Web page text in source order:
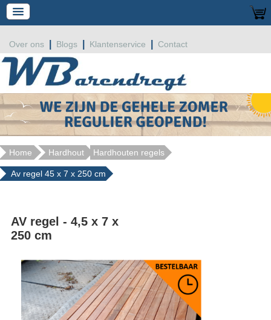
Over ons Blogs Klantenservice Contact
Home Hardhout Hardhouten regels
Av regel 45 x 7 x 250 cm
AV regel - 4,5 x 7 x
250 cm